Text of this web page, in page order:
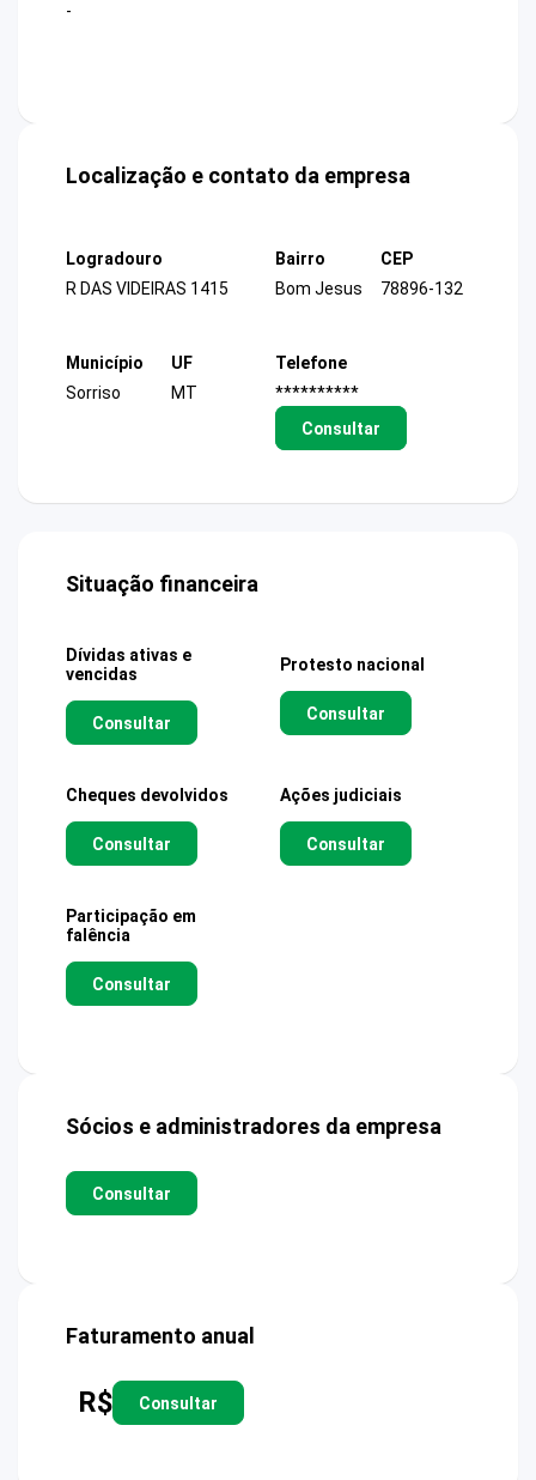
-
Localização e contato da empresa
Logradouro
R DAS VIDEIRAS 1415
Bairro
Bom Jesus
CEP
78896-132
Município
Sorriso
UF
MT
Telefone
**********
Consultar
Situação financeira
Dívidas ativas e
vencidas
Consultar
Protesto nacional
Consultar
Cheques devolvidos
Consultar
Ações judiciais
Consultar
Participação em
falência
Consultar
Sócios e administradores da empresa
Consultar
Faturamento anual
R$ Consultar